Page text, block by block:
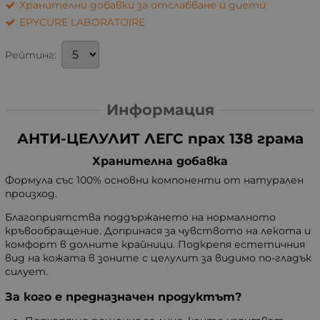
Хранителни добавки за отслабване и диети
EPYCURE LABORATOIRE
Рейтинг:
Информация
АНТИ-ЦЕЛУЛИТ ЛЕГС прах 138 грама
Хранителна добавка
Формула със 100% основни компоненти от натурален
произход.
Благоприятства поддържането на нормалното
кръвообращение. Допринася за чувството на лекота и
комфорт в долните крайници. Подкрепя естетичния
вид на кожата в зоните с целулит за видимо по-гладък
силует.
За кого е предназначен продуктът?